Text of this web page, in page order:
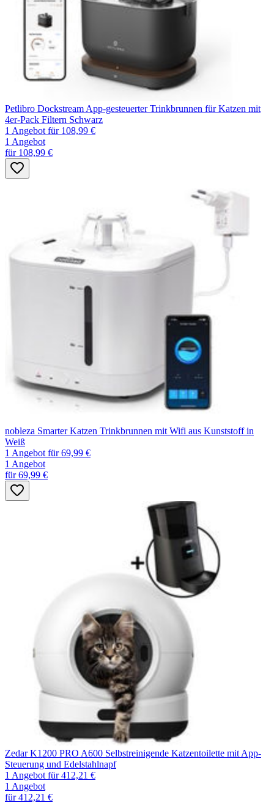
Petlibro Dockstream App-gesteuerter Trinkbrunnen für Katzen mit
4er-Pack Filtern Schwarz
1 Angebot für 108,99 €
1 Angebot
für 108,99 €
nobleza Smarter Katzen Trinkbrunnen mit Wifi aus Kunststoff in
Weiß
1 Angebot für 69,99 €
1 Angebot
für 69,99 €
Zedar K1200 PRO A600 Selbstreinigende Katzentoilette mit App-
Steuerung und Edelstahlnapf
1 Angebot für 412,21 €
1 Angebot
für 412,21 €